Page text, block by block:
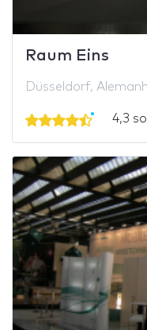
Raum Eins
Düsseldorf,
4,3